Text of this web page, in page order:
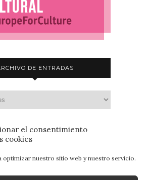
el consentimiento
cookies
optimizar nuestro sitio web y nuestro servicio.
DE ENTRADAS